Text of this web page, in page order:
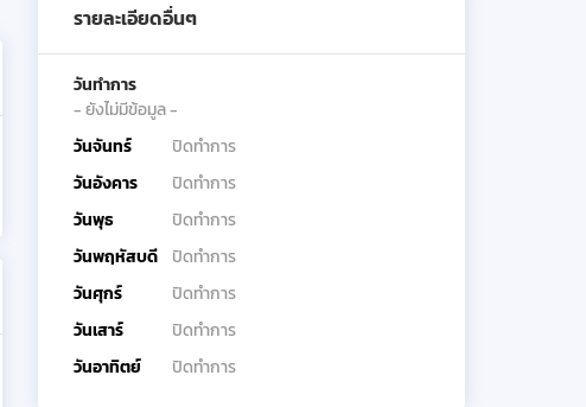
รายละเอียดอื่นๆ
วันทำการ
- ยังไม่มีข้อมูล -
วันจันทร์
ปิดทำการ
วันอังคาร
ปิดทำการ
วันพุธ
ปิดทำการ
วันพฤหัสบดี
ปิดทำการ
วันศุกร์
ปิดทำการ
วันเสาร์
ปิดทำการ
วันอาทิตย์
ปิดทำการ